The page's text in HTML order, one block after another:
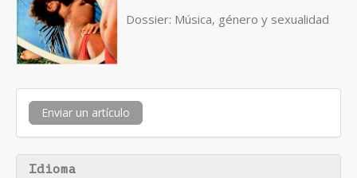
Dossier: Música, género y sexualidad
Enviar
un
artículo
Enviar un artículo
Idioma